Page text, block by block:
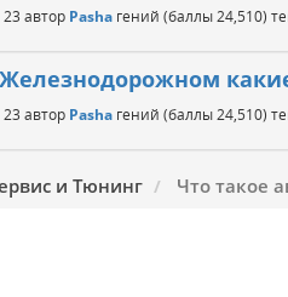
автор Pasha гений (баллы24,510)
автор Pasha гений (баллы24,510)
и Тюнинг Что такое